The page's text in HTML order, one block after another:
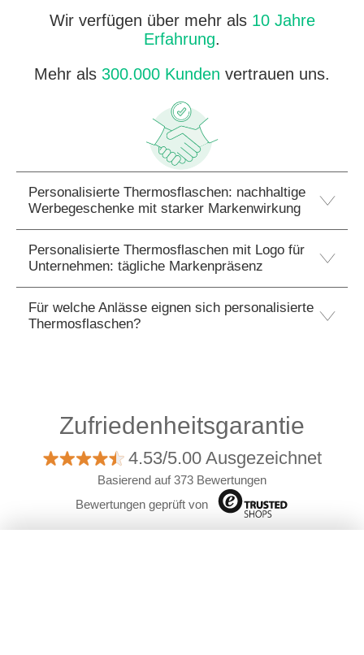
Wir verfügen über mehr als 10 Jahre
Erfahrung.
Mehr als 300.000 Kunden vertrauen uns.
Personalisierte Thermosflaschen: nachhaltige
Werbegeschenke mit starker Markenwirkung
Personalisierte Thermosflaschen mit Logo für
Unternehmen: tägliche Markenpräsenz
Für welche Anlässe eignen sich personalisierte
Thermosflaschen?
Zufriedenheitsgarantie
4.53/5.00 Ausgezeichnet
Basierend auf 373 Bewertungen
Bewertungen geprüft von